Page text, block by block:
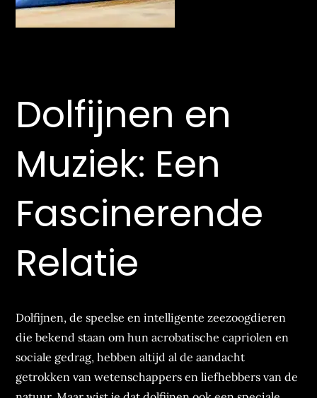
Dolfijnen en
Muziek: Een
Fascinerende
Relatie
Dolfijnen, de speelse en intelligente zeezoogdieren
die bekend staan om hun acrobatische capriolen en
sociale gedrag, hebben altijd al de aandacht
getrokken van wetenschappers en liefhebbers van de